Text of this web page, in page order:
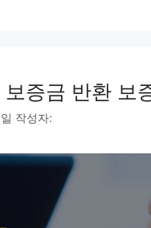
보증금 반환 보
작성자: